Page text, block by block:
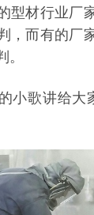
型材行业厂
，而有的厂
小歌讲给大